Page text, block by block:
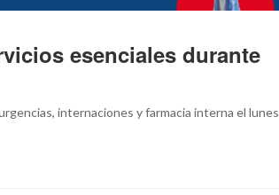
esenciales durante
internaciones y farmacia interna el lunes